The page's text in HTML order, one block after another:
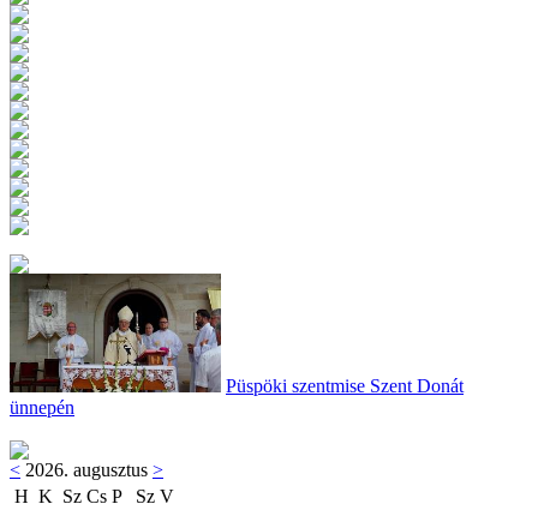
Püspöki szentmise Szent Donát
ünnepén
< 2026. augusztus >
H K Sz Cs P Sz V